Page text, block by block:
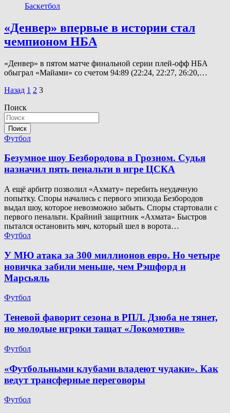
Баскетбол
«Денвер» впервые в истории стал
чемпионом НБА
«Денвер» в пятом матче финальной серии плей-офф НБА
обыграл «Майами» со счетом 94:89 (22:24, 22:27, 26:20,…
Пагинация
записей
Назад 1 2 3
Поиск
Поиск
Футбол
Безумное шоу Безбородова в Грозном. Судья
назначил пять пенальти в игре ЦСКА
А ещё арбитр позволил «Ахмату» перебить неудачную
попытку. Споры начались с первого эпизода Безбородов
выдал шоу, которое невозможно забыть. Споры стартовали с
первого пенальти. Крайний защитник «Ахмата» Быстров
пытался остановить мяч, который шел в ворота…
Футбол
У МЮ атака за 300 миллионов евро. Но четыре
новичка забили меньше, чем Рэшфорд и
Марсьяль
Футбол
Теневой фаворит сезона в РПЛ. Дзюба не тянет,
но молодые игроки тащат «Локомотив»
Футбол
«Футбольными клубами владеют чудаки». Как
ведут трансферные переговоры
Футбол